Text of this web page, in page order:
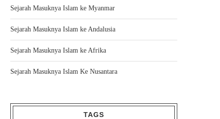
Sejarah Masuknya Islam ke Myanmar
Sejarah Masuknya Islam ke Andalusia
Sejarah Masuknya Islam ke Afrika
Sejarah Masuknya Islam Ke Nusantara
TAGS